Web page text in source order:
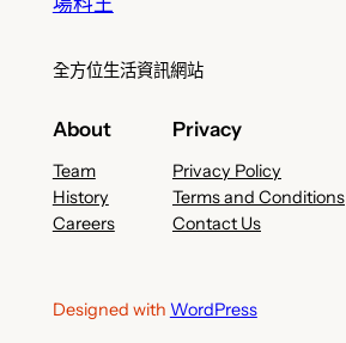
全方位生活資訊網站
About
Team
History
Careers
Privacy
Privacy Policy
Terms and Conditions
Contact Us
Designed with WordPress